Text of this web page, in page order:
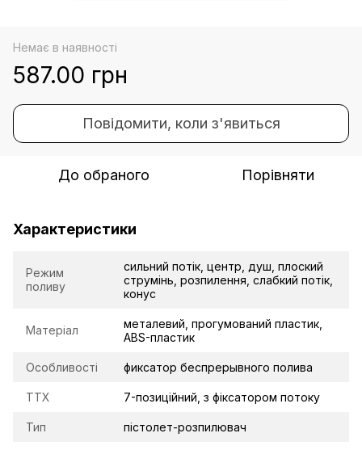
Немає в наявності
587.00 грн
Повідомити, коли з'явиться
До обраного Порівняти
Характеристики
Режим
поливу
сильний потік, центр, душ, плоский
струмінь, розпилення, слабкий потік,
конус
Матеріал
металевий, прогумований пластик,
ABS-пластик
Особливості фиксатор беспрерывного полива
TTX 7-позиційний, з фіксатором потоку
Тип пістолет-розпилювач